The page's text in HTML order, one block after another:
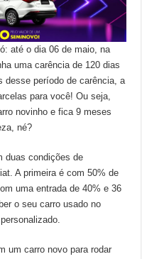
até o dia 06 de maio, na
uma carência de 120 dias
desse período de carência, a
para você! Ou seja,
novinho e fica 9 meses
né?
duas condições de
A primeira é com 50% de
uma entrada de 40% e 36
o seu carro usado no
um carro novo para rodar